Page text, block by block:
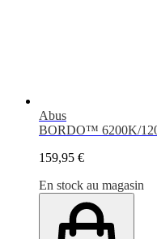
Abus
BORDO™ 6200K/
159,95 €
En stock au magasin